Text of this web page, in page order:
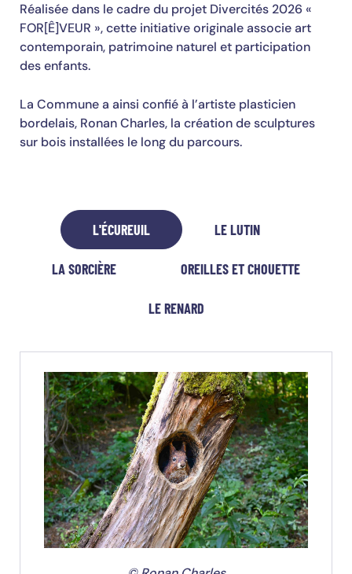
Réalisée dans le cadre du projet Divercités 2026 «
FOR[Ê]VEUR », cette initiative originale associe art
contemporain, patrimoine naturel et participation
des enfants.
La Commune a ainsi confié à l’artiste plasticien
bordelais, Ronan Charles, la création de sculptures
sur bois installées le long du parcours.
L'ÉCUREUIL LE LUTIN
LA SORCIÈRE OREILLES ET CHOUETTE
LE RENARD